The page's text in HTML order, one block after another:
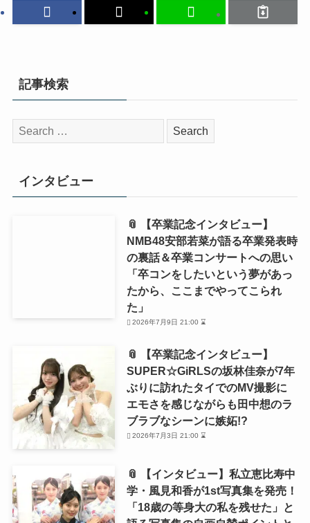
記事検索
検
索:
インタビュー
📎 【卒業記念インタビュー】
NMB48安部若菜が語る卒業発表時
の裏話＆卒業コンサートへの思い
「卒コンをしたいという夢があっ
たから、ここまでやってこられ
た」
2026年7月9日 21:00 ⌛
📎 【卒業記念インタビュー】
SUPER☆GiRLSの坂林佳奈が7年
ぶりに訪れたタイでのMV撮影に
エモさを感じながらも田中想のラ
ブラブなシーンに嫉妬!?
2026年7月3日 21:00 ⌛
📎 【インタビュー】私立恵比寿中
学・風見和香が1st写真集を発売！
「18歳の等身大の私を残せた」と